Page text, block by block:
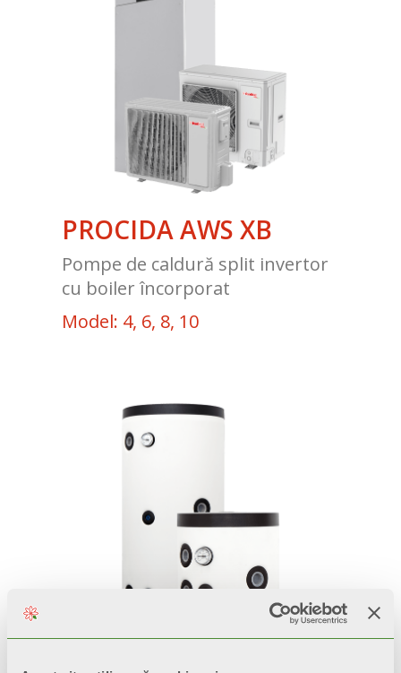
PROCIDA AWS XB
Pompe de caldură split invertor
cu boiler încorporat
Model: 4, 6, 8, 10